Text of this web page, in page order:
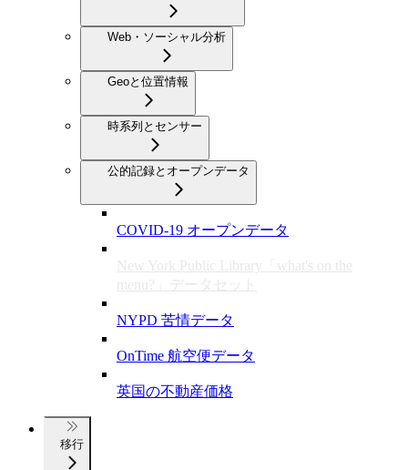
Web・ソーシャル分析
Geoと位置情報
時系列とセンサー
公的記録とオープンデータ
COVID-19 オープンデータ
New York Public Library「what's on the
menu?」データセット
NYPD 苦情データ
OnTime 航空便データ
英国の不動産価格
移行